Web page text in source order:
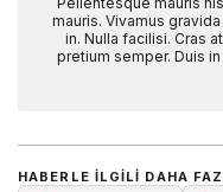
mauris. Vivamus
in. Nulla facilisi. Cras
pretium semper. Duis
HABERLE ILGILI DAHA